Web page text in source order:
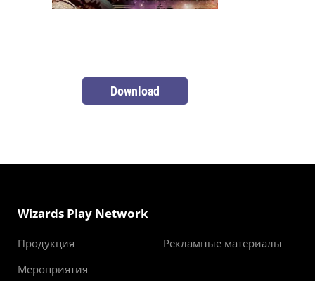
Download
Wizards Play Network
Продукция
Рекламные материалы
Мероприятия